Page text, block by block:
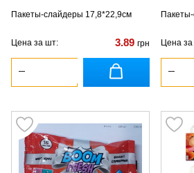
Пакеты-слайдеры 17,8*22,9см
Цена за шт: 3.89 грн Цена